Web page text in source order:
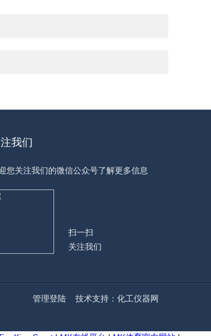
我们
您关注我们的微信公众号了解更多信息
扫一扫
关注我们
管理登陆 技术支持： 化工仪器网